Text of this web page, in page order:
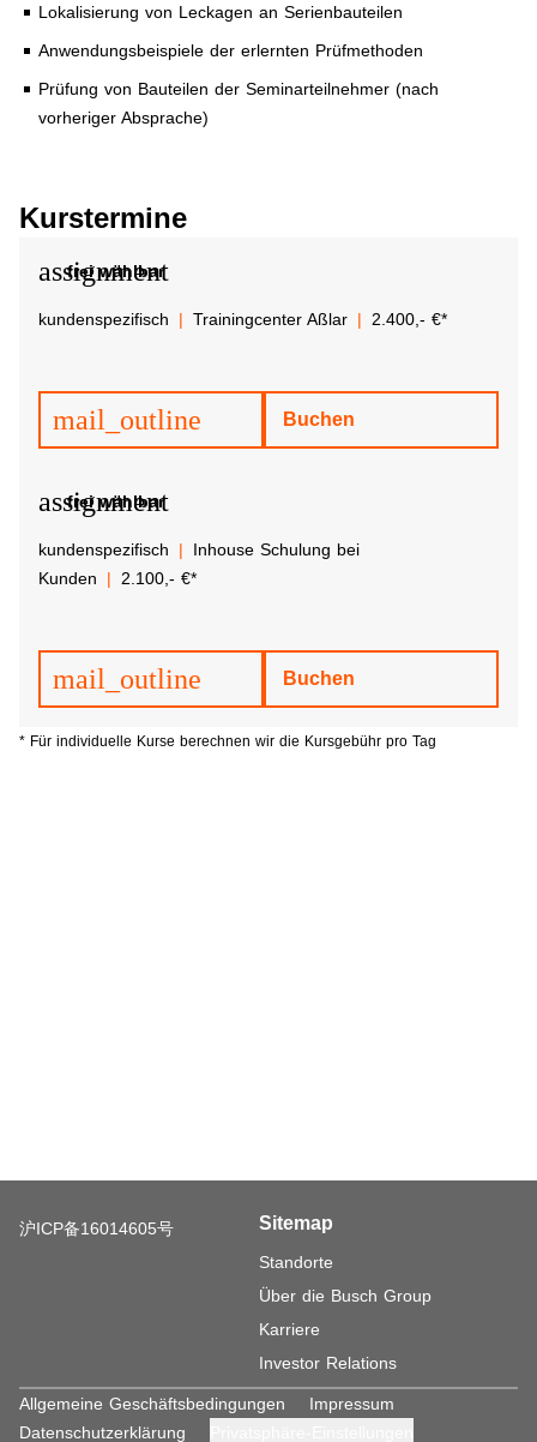
Lokalisierung von Leckagen an Serienbauteilen
Anwendungsbeispiele der erlernten Prüfmethoden
Prüfung von Bauteilen der Seminarteilnehmer (nach
vorheriger Absprache)
Kurstermine
assignment
frei wählbar
kundenspezifisch Trainingcenter Aßlar 2.400,- €*
mail_outline Buchen
assignment
frei wählbar
kundenspezifisch
Inhouse Schulung bei
Kunden
2.100,- €*
mail_outline Buchen
* Für individuelle Kurse berechnen wir die Kursgebühr pro Tag
沪ICP备16014605号 Sitemap
Standorte
Über die Busch Group
Karriere
Investor Relations
Allgemeine Geschäftsbedingungen
Impressum
Datenschutzerklärung